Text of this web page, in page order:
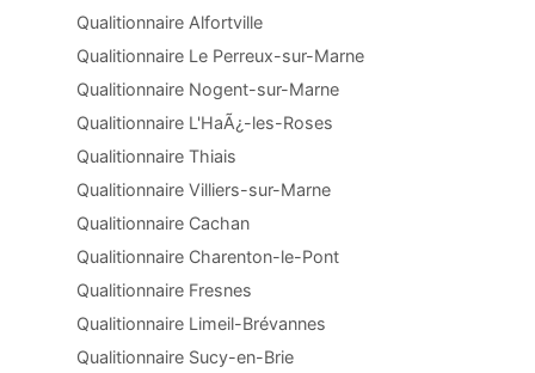
Qualitionnaire Alfortville
Qualitionnaire Le Perreux-sur-Marne
Qualitionnaire Nogent-sur-Marne
Qualitionnaire L'HaÃ¿-les-Roses
Qualitionnaire Thiais
Qualitionnaire Villiers-sur-Marne
Qualitionnaire Cachan
Qualitionnaire Charenton-le-Pont
Qualitionnaire Fresnes
Qualitionnaire Limeil-Brévannes
Qualitionnaire Sucy-en-Brie